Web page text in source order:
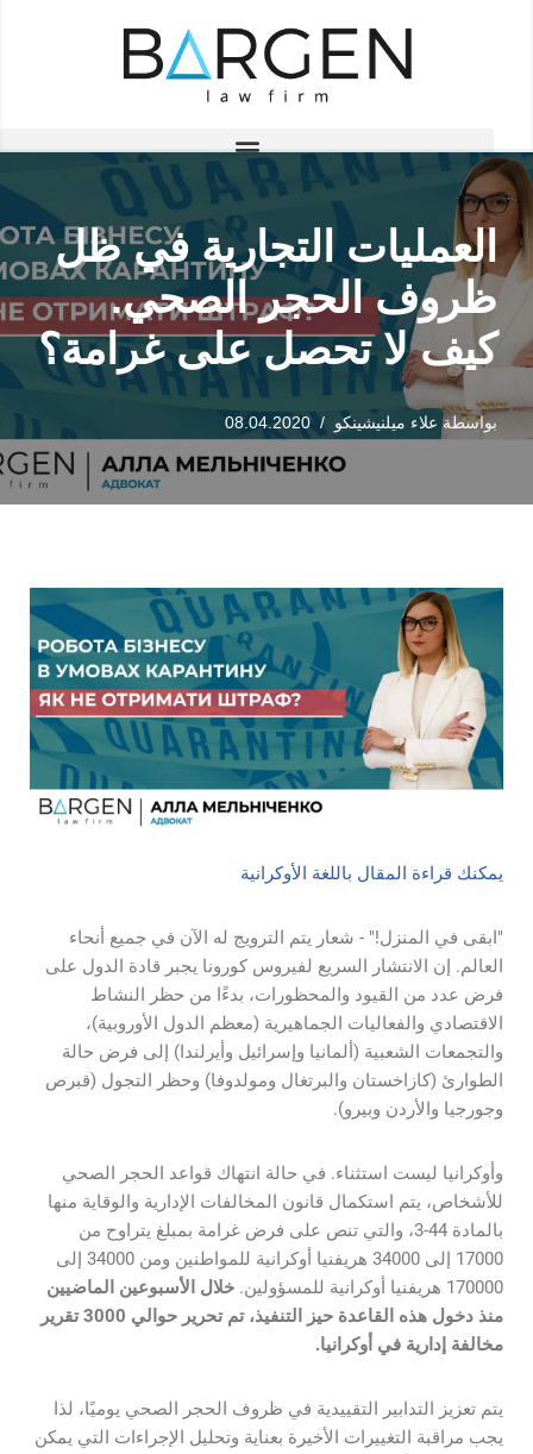
العمليات التجارية في ظل
ظروف الحجر الصحي.
كيف لا تحصل على غرامة؟
بواسطة علاء ميلنيشينكو 08.04.2020
يمكنك قراءة المقال باللغة الأوكرانية
"ابقى في المنزل!" - شعار يتم الترويج له الآن في جميع أنحاء
العالم. إن الانتشار السريع لفيروس كورونا يجبر قادة الدول على
فرض عدد من القيود والمحظورات، بدءًا من حظر النشاط
الاقتصادي والفعاليات الجماهيرية (معظم الدول الأوروبية)،
والتجمعات الشعبية (ألمانيا وإسرائيل وأيرلندا) إلى فرض حالة
الطوارئ (كازاخستان والبرتغال ومولدوفا) وحظر التجول (قبرص
وجورجيا والأردن وبيرو).
وأوكرانيا ليست استثناء. في حالة انتهاك قواعد الحجر الصحي
للأشخاص، يتم استكمال قانون المخالفات الإدارية والوقاية منها
بالمادة 44-3، والتي تنص على فرض غرامة بمبلغ يتراوح من
17000 إلى 34000 هريفنيا أوكرانية للمواطنين ومن 34000 إلى
170000 هريفنيا أوكرانية للمسؤولين.
خلال الأسبوعين الماضيين
منذ دخول هذه القاعدة حيز التنفيذ، تم تحرير حوالي 3000 تقرير
مخالفة إدارية في أوكرانيا.
يتم تعزيز التدابير التقييدية في ظروف الحجر الصحي يوميًا، لذا
يجب مراقبة التغييرات الأخيرة بعناية وتحليل الإجراءات التي يمكن